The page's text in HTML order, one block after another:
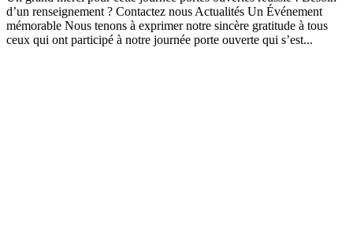
d’un renseignement ? Contactez nous Actualités Un Événement
mémorable Nous tenons à exprimer notre sincère gratitude à tous
ceux qui ont participé à notre journée porte ouverte qui s’est...